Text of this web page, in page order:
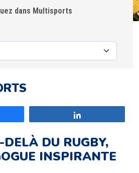
dans Multisports
DU RUGBY,
INSPIRANTE